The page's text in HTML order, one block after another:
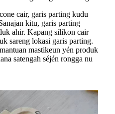
cair, garis parting kudu
kitu, garis parting
ahir. Kapang silikon cair
sareng lokasi garis parting.
mastikeun yén produk
satengah séjén rongga nu